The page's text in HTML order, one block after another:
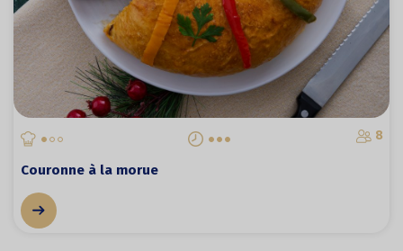
8
Couronne à la morue